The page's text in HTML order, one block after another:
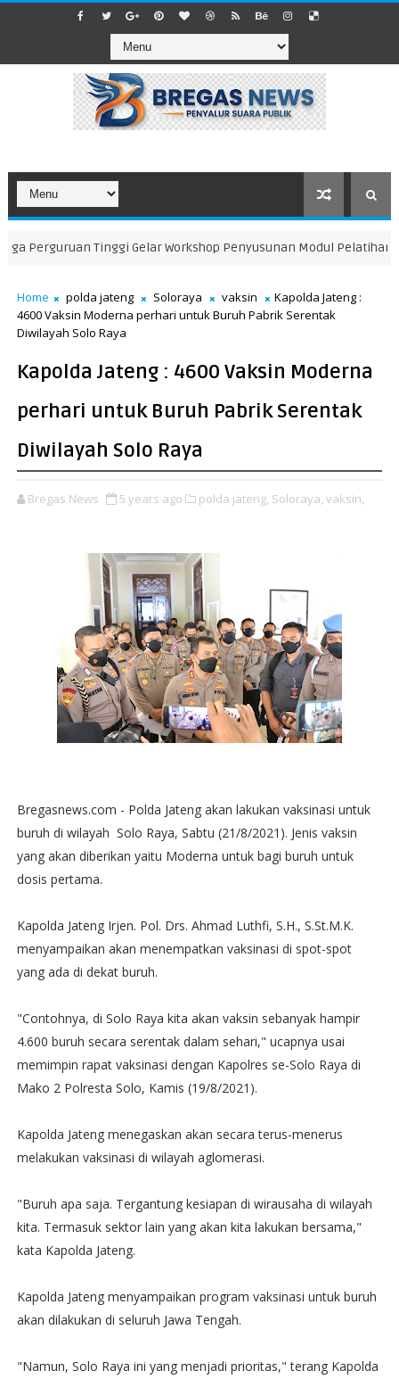
Perguruan Tinggi Gelar Workshop Penyusunan Modul Pelatihan
Home polda jateng Soloraya vaksin
Kapolda Jateng :
4600 Vaksin Moderna perhari untuk Buruh Pabrik Serentak
Diwilayah Solo Raya
Kapolda Jateng : 4600 Vaksin Moderna
perhari untuk Buruh Pabrik Serentak
Diwilayah Solo Raya
Bregas News 5 years ago polda jateng, Soloraya, vaksin,
Bregasnews.com - Polda Jateng akan lakukan vaksinasi untuk
buruh di wilayah Solo Raya, Sabtu (21/8/2021). Jenis vaksin
yang akan diberikan yaitu Moderna untuk bagi buruh untuk
dosis pertama.
Kapolda Jateng Irjen. Pol. Drs. Ahmad Luthfi, S.H., S.St.M.K.
menyampaikan akan menempatkan vaksinasi di spot-spot
yang ada di dekat buruh.
"Contohnya, di Solo Raya kita akan vaksin sebanyak hampir
4.600 buruh secara serentak dalam sehari," ucapnya usai
memimpin rapat vaksinasi dengan Kapolres se-Solo Raya di
Mako 2 Polresta Solo, Kamis (19/8/2021).
Kapolda Jateng menegaskan akan secara terus-menerus
melakukan vaksinasi di wilayah aglomerasi.
"Buruh apa saja. Tergantung kesiapan di wirausaha di wilayah
kita. Termasuk sektor lain yang akan kita lakukan bersama,"
kata Kapolda Jateng.
Kapolda Jateng menyampaikan program vaksinasi untuk buruh
akan dilakukan di seluruh Jawa Tengah.
"Namun, Solo Raya ini yang menjadi prioritas," terang Kapolda